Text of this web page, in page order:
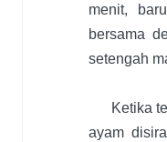
menit,
bersama
setengah
Ketika
ayam